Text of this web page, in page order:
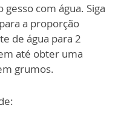
com água. Siga
a proporção
de água para 2
até obter uma
grumos.